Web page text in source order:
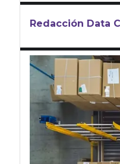
Redacción Data